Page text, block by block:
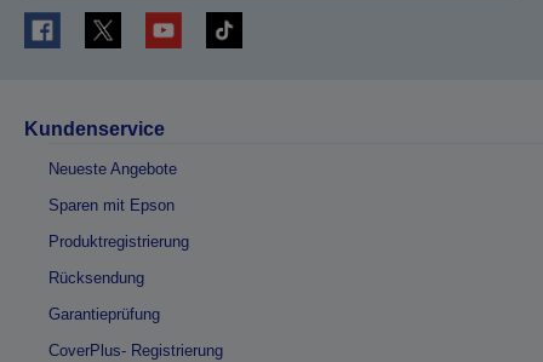
Kundenservice
Neueste Angebote
Sparen mit Epson
Produktregistrierung
Rücksendung
Garantieprüfung
CoverPlus- Registrierung